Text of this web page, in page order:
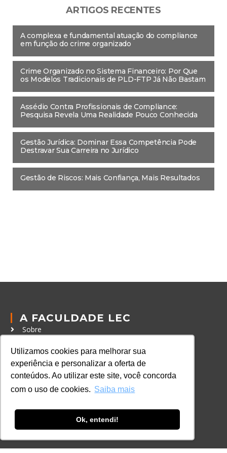
Utilizamos cookies para melhorar sua
experiência e personalizar a oferta de
conteúdos. Ao utilizar este site, você concorda
com o uso de cookies. Saiba mais
Ok, entendi!
ARTIGOS RECENTES
A complexa e fundamental atuação do compliance
em função do crime organizado
Crime Organizado no Sistema Financeiro: Por Que
os Modelos Tradicionais de PLD-FTP Já Não Bastam
Assédio Contra Profissionais de Compliance:
Pesquisa Revela Uma Realidade Pouco Conhecida
Gestão Jurídica: Dominar Essa Competência Pode
Destravar Sua Carreira no Jurídico
Gestão de Riscos: Mais Confiança, Mais Resultados
A FACULDADE LEC
Sobre
Política de Cookies
Código de Conduta
Política Anticorrupção
GRADUAÇÃO
Autenticação de documentos